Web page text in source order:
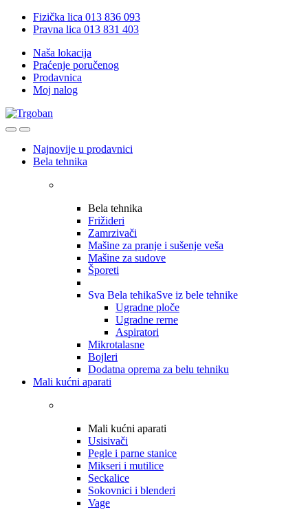
Skip
Skip
Fizička lica 013 836 093
Pravna lica 013 831 403
Naša lokacija
Praćenje poručenog
Prodavnica
Moj nalog
OpenClose
Najnovije u prodavnici
Bela tehnika
Bela tehnika
Frižideri
Zamrzivači
Mašine za pranje i sušenje veša
Mašine za sudove
Šporeti
Sva Bela tehikaSve iz bele tehnike
Ugradne ploče
Ugradne rerne
Aspiratori
Mikrotalasne
Bojleri
Dodatna oprema za belu tehniku
Mali kućni aparati
Mali kućni aparati
Usisivači
Pegle i parne stanice
Mikseri i mutilice
Seckalice
Sokovnici i blenderi
Vage